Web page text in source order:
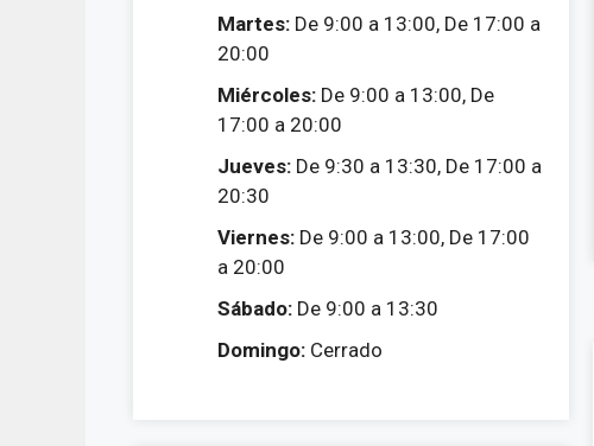
Martes: De 9:00 a 13:00, De 17:00 a
20:00
Miércoles: De 9:00 a 13:00, De
17:00 a 20:00
Jueves: De 9:30 a 13:30, De 17:00 a
20:30
Viernes: De 9:00 a 13:00, De 17:00
a 20:00
Sábado: De 9:00 a 13:30
Domingo: Cerrado